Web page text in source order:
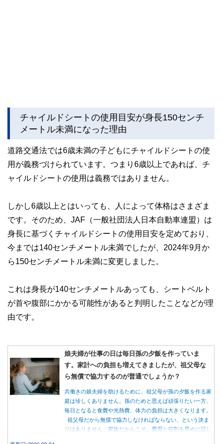
チャイルドシートの使用目安が身長150センチ
メートル未満になった理由
道路交通法では6歳未満の子どもにチャイルドシートの使
用が義務づけられています。つまり6歳以上であれば、チ
ャイルドシートの使用は義務ではありません。
しかし6歳以上とはいっても、人によって体格はさまざま
です。そのため、JAF（一般社団法人日本自動車連盟）は
身長に基づくチャイルドシートの使用目安を定めており、
今までは140センチメートル未満でしたが、2024年9月か
ら150センチメートル未満に変更しました。
これは身長が140センチメートルあっても、シートベルト
が首や腹部にかかる可能性があると判明したことなどが理
由です。
娘夫婦が仕事の日は毎日孫の夕飯を作っていま
す。家計への負担も増えてきましたが、祖父母な
ら無償で協力するのが普通でしょうか？
共働きの娘夫婦を助けるために、祖父母が孫の夕飯を作る家
庭は珍しくありません。孫のためと思えば頑張りたい一方、
毎日となると食費や光熱費、体力の負担は大きくなります。
祖父母だから無償で協力しなければならない、という決ま
りはありません。家族だからこそ、費用と役割を早めに話し